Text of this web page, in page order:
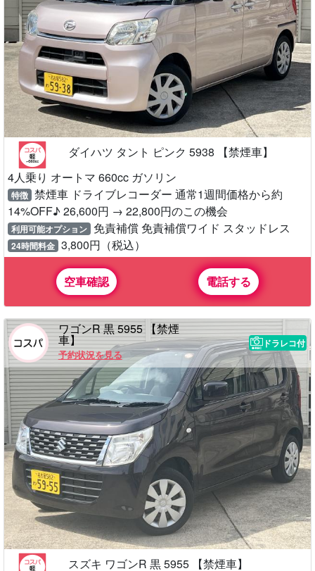
ダイハツ タント ピンク 5938 【禁煙車】
4人乗り オートマ 660cc ガソリン
特徴 禁煙車 ドライブレコーダー 通常1週間価格から約
14%OFF♪ 26,600円 → 22,800円のこの機会
利用可能オプション 免責補償 免責補償ワイド スタッドレス
24時間料金 3,800円（税込）
空車確認 電話する
ワゴンR 黒 5955 【禁煙
車】
予約状況を見る
ドラレコ付
スズキ ワゴンR 黒 5955 【禁煙車】